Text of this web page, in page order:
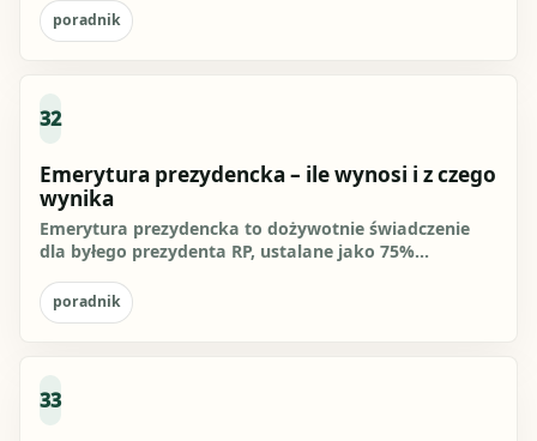
poradnik
32
Emerytura prezydencka – ile wynosi i z czego
wynika
Emerytura prezydencka to dożywotnie świadczenie
dla byłego prezydenta RP, ustalane jako 75%
poradnik
33